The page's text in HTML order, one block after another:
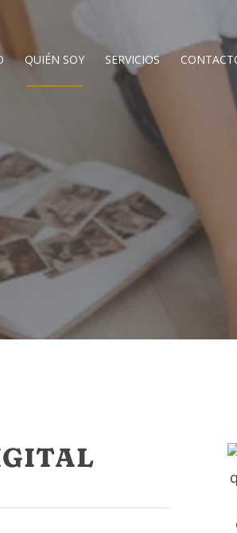
QUIÉN SOY SERVICIOS
QUIÉN